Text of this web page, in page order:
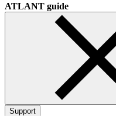
ATLANT guide
Support